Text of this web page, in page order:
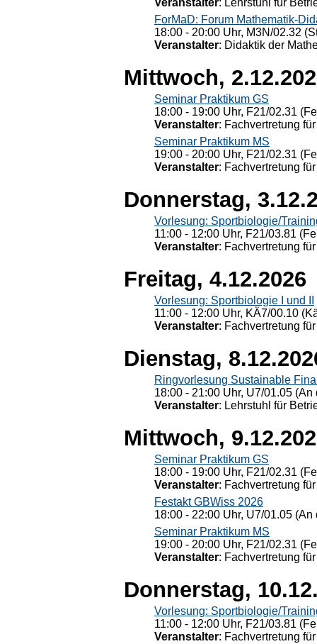
Veranstalter: Lehrstuhl für
ForMaD: Forum Mathematik-
18:00 - 20:00 Uhr, M3N/02.32
Veranstalter: Didaktik der
Mittwoch,
Seminar Praktikum GS
18:00 - 19:00 Uhr, F21/02.31
Veranstalter: Fachvertretung
Seminar Praktikum MS
19:00 - 20:00 Uhr, F21/02.31
Veranstalter: Fachvertretung
Donnerstag,
Vorlesung: Sportbiologie/
11:00 - 12:00 Uhr, F21/03.81
Veranstalter: Fachvertretung
Freitag, 4.12.2026
Vorlesung: Sportbiologie I und II
11:00 - 12:00 Uhr, KÄ7/00.10
Veranstalter: Fachvertretung
Dienstag,
Ringvorlesung Sustainable
18:00 - 21:00 Uhr, U7/01.05
Veranstalter: Lehrstuhl für
Mittwoch,
Seminar Praktikum GS
18:00 - 19:00 Uhr, F21/02.31
Veranstalter: Fachvertretung
Festakt GBWiss 2026
18:00 - 22:00 Uhr, U7/01.05
Seminar Praktikum MS
19:00 - 20:00 Uhr, F21/02.31
Veranstalter: Fachvertretung
Donnerstag,
Vorlesung: Sportbiologie/
11:00 - 12:00 Uhr, F21/03.81
Veranstalter: Fachvertretung